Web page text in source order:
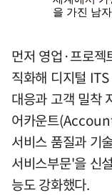
먼저 영업·프로젝
직화해 디지털
대응과 고객 밀착
어카운트
서비스 품질과 기
서비스부문'을 신
능도 강화했다.